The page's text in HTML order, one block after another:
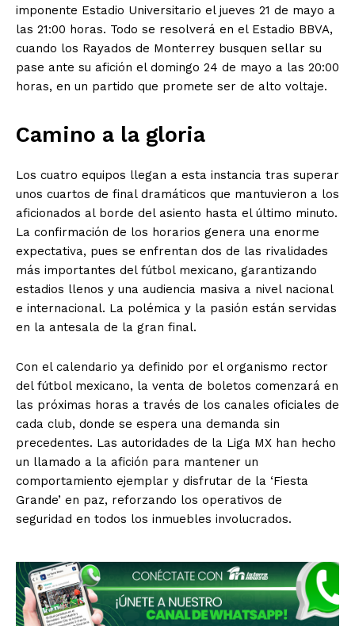
El Suplemento
Estados
imponente Estadio Universitario el jueves 21 de mayo a
las 21:00 horas. Todo se resolverá en el Estadio BBVA,
cuando los Rayados de Monterrey busquen sellar su
pase ante su afición el domingo 24 de mayo a las 20:00
horas, en un partido que promete ser de alto voltaje.
Camino a la gloria
Los cuatro equipos llegan a esta instancia tras superar
unos cuartos de final dramáticos que mantuvieron a los
aficionados al borde del asiento hasta el último minuto.
La confirmación de los horarios genera una enorme
expectativa, pues se enfrentan dos de las rivalidades
más importantes del fútbol mexicano, garantizando
estadios llenos y una audiencia masiva a nivel nacional
e internacional. La polémica y la pasión están servidas
en la antesala de la gran final.
Con el calendario ya definido por el organismo rector
del fútbol mexicano, la venta de boletos comenzará en
las próximas horas a través de los canales oficiales de
cada club, donde se espera una demanda sin
precedentes. Las autoridades de la Liga MX han hecho
un llamado a la afición para mantener un
comportamiento ejemplar y disfrutar de la ‘Fiesta
Grande’ en paz, reforzando los operativos de
seguridad en todos los inmuebles involucrados.